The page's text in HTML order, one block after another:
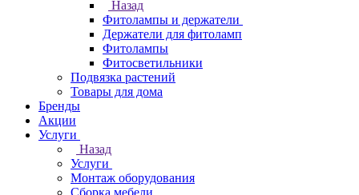
Назад
Фитолампы и держатели
Держатели для фитоламп
Фитолампы
Фитосветильники
Подвязка растений
Товары для дома
Бренды
Акции
Услуги
Назад
Услуги
Монтаж оборудования
Сборка мебели